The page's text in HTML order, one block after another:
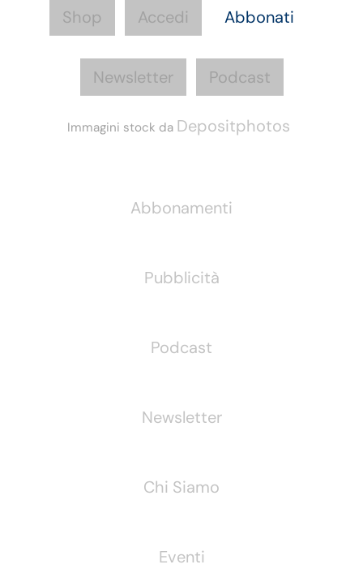
Shop Accedi Abbonati
Newsletter Podcast
Immagini stock da Depositphotos
Abbonamenti
Pubblicità
Podcast
Newsletter
Chi Siamo
Eventi